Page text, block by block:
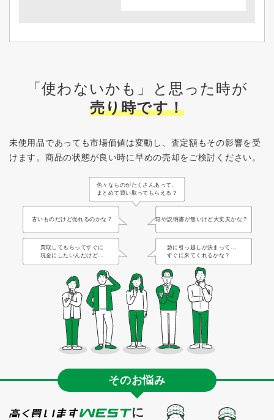
「使わないかも」と思った時が
売り時です！
未使用品であっても市場価値は変動し、査定額もその影響を受
けます。 商品の状態が良い時に早めの売却をご検討ください。
色々なものがたくさんあって、
まとめて買い取ってもらえる？
古いものだけど売れるのかな？ 箱や説明書が無いけど大丈夫かな？
買取してもらってすぐに
現金にしたいんだけど...
急に引っ越しが決まって...
すぐに来てくれるかな？
そのお悩み
に